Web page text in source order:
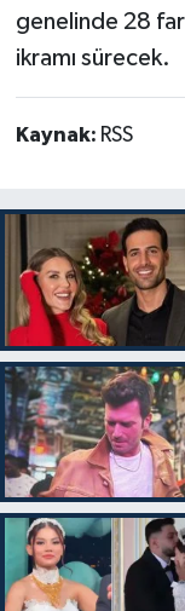
genelinde 28
ikramı sürecek.
Kaynak: RSS